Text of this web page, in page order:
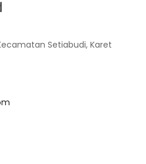
Setiabudi, Karet